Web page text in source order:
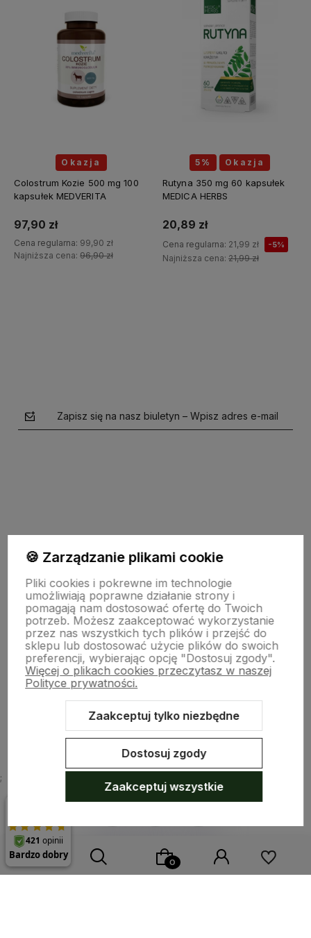
Okazja
Colostrum Kozie 500 mg 100
kapsułek MEDVERITA
97,90 zł
Cena regularna: 99,90 zł
Najniższa cena: 96,90 zł
5% Okazja
Rutyna 350 mg 60 kapsułek
MEDICA HERBS
20,89 zł
Cena regularna: 21,99 zł -5%
Najniższa cena: 21,99 zł
Zapisz się na nasz biuletyn – Wpisz adres e-mail
Pomoc
Moje konto
Płatności i dostawa
;
Sklep internetowy Shoper.pl Szablon Shoper Modern 3.0™
GrowCommerce
🍪 Zarządzanie plikami cookie
Pliki cookies i pokrewne im technologie
umożliwiają poprawne działanie strony i
pomagają nam dostosować ofertę do Twoich
potrzeb. Możesz zaakceptować wykorzystanie
przez nas wszystkich tych plików i przejść do
sklepu lub dostosować użycie plików do swoich
preferencji, wybierając opcję "Dostosuj zgody".
Więcej o plikach cookies przeczytasz w naszej
Polityce prywatności.
Zaakceptuj tylko niezbędne
Dostosuj zgody
Zaakceptuj wszystkie